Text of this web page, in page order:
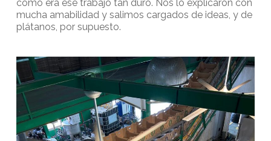
cómo era ese trabajo tan duro. Nos lo explicaron con
mucha amabilidad y salimos cargados de ideas, y de
plátanos, por supuesto.